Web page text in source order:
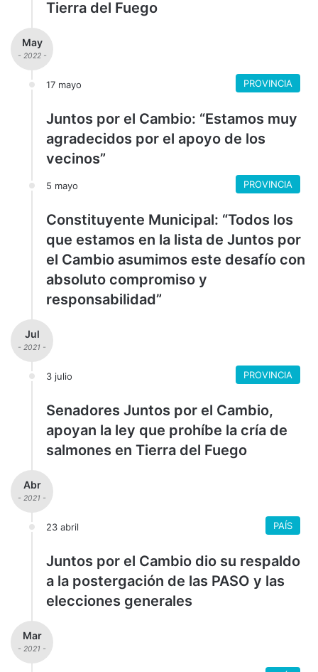
Tierra del Fuego
May
- 2022 -
17 mayo PROVINCIA
Juntos por el Cambio: “Estamos muy
agradecidos por el apoyo de los
vecinos”
5 mayo PROVINCIA
Constituyente Municipal: “Todos los
que estamos en la lista de Juntos por
el Cambio asumimos este desafío con
absoluto compromiso y
responsabilidad”
Jul
- 2021 -
3 julio PROVINCIA
Senadores Juntos por el Cambio,
apoyan la ley que prohíbe la cría de
salmones en Tierra del Fuego
Abr
- 2021 -
23 abril PAÍS
Juntos por el Cambio dio su respaldo
a la postergación de las PASO y las
elecciones generales
Mar
- 2021 -